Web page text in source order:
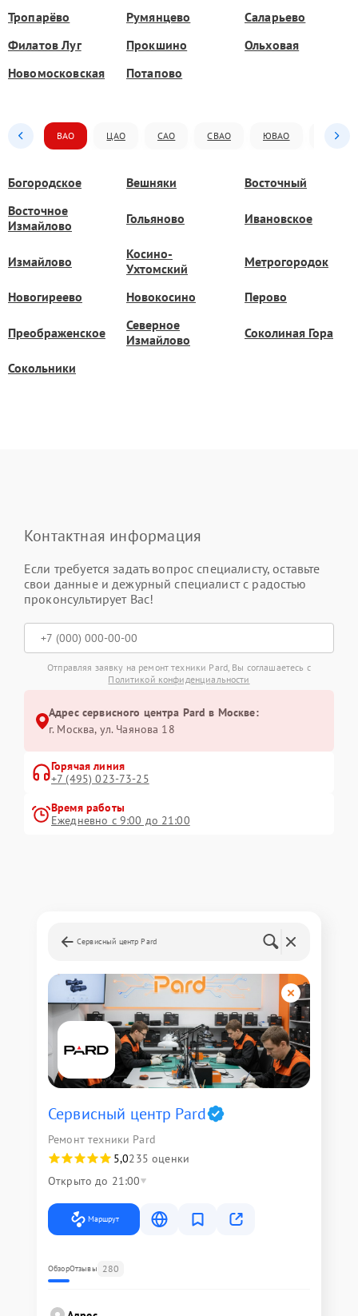
Тропарёво Румянцево
Саларьево
Филатов Луг
Прокшино
Ольховая
Новомосковская
Потапово
ВАО ЦАО САО СВАО ЮВАО ЮАО
Богородское Вешняки
Восточный
Восточное
Измайлово
Гольяново Ивановское
Измайлово
Косино-
Ухтомский
Метрогородок
Новогиреево Новокосино Перово
Преображенское
Северное
Измайлово
Соколиная Гора
Сокольники
Контактная информация
Если требуется задать вопрос специалисту, оставьте
свои данные и дежурный специалист с радостью
проконсультирует Вас!
Отправляя заявку на ремонт техники Pard, Вы соглашаетесь с
Политикой конфиденциальности
Адрес сервисного центра Pard в Москве:
г. Москва, ул. Чаянова 18
Горячая линия
+7 (495) 023-73-25
Время работы
Ежедневно с 9:00 до 21:00
Сервисный центр Pard
Сервисный центр Pard
Ремонт техники Pard
5,0235 оценки
Открыто до 21:00
Маршрут
ОбзорОтзывы 280